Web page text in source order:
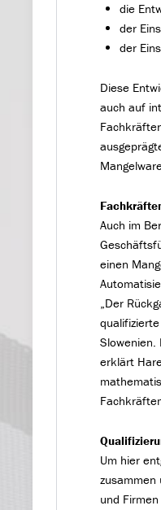
die
der
der
Diese
auch auf
Auch im
einen
„Der
erklärt
Um hier
und